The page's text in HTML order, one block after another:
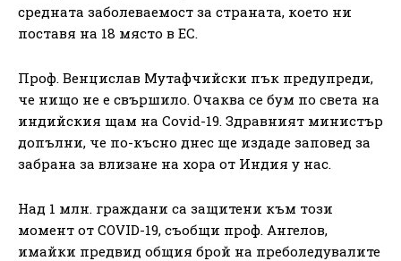
средната заболеваемост за страната, което ни
поставя на 18 място в ЕС.
Проф. Венцислав Мутафчийски пък предупреди,
че нищо не е свършило. Очаква се бум по света на
индийския щам на Covid-19. Здравният министър
допълни, че по-късно днес ще издаде заповед за
забрана за влизане на хора от Индия у нас.
Над 1 млн. граждани са защитени към този
момент от COVID-19, съобщи проф. Ангелов,
имайки предвид общия брой на преболедувалите